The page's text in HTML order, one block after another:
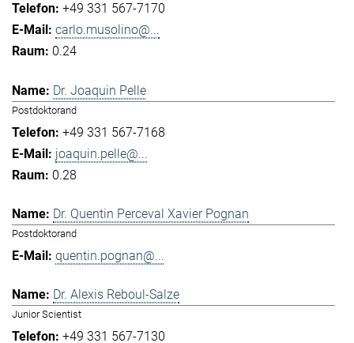
+49 331 567-7170
carlo.musolino@...
0.24
Dr. Joaquin Pelle
Postdoktorand
+49 331 567-7168
joaquin.pelle@...
0.28
Dr. Quentin Perceval Xavier Pognan
Postdoktorand
quentin.pognan@...
Dr. Alexis Reboul-Salze
Junior Scientist
+49 331 567-7130